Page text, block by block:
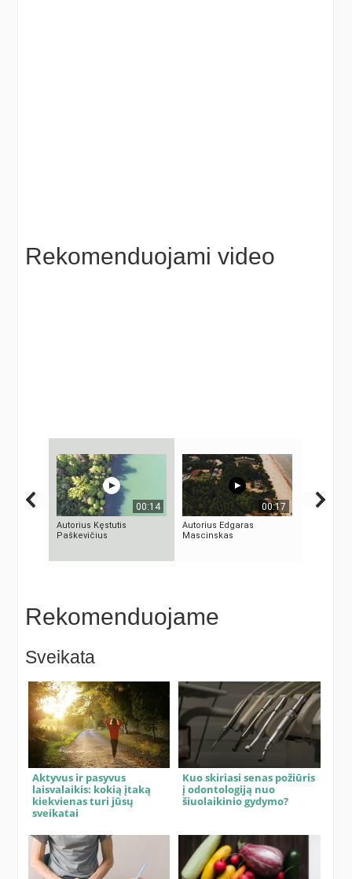
Rekomenduojami video
00:14
Autorius Kęstutis
Paškevičius
00:17
Autorius Edgaras
Mascinskas
Rekomenduojame
Sveikata
Aktyvus ir pasyvus
laisvalaikis: kokią įtaką
kiekvienas turi jūsų
sveikatai
Kuo skiriasi senas požiūris
į odontologiją nuo
šiuolaikinio gydymo?